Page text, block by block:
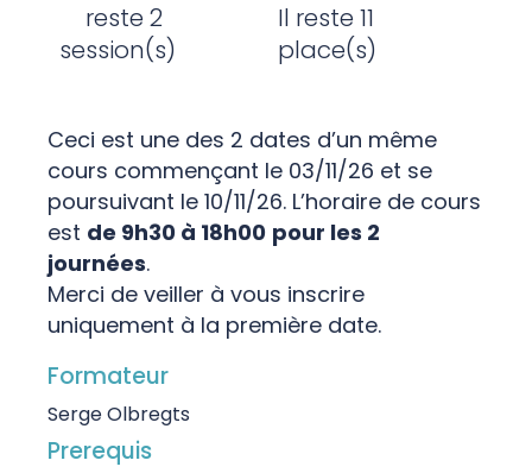
reste 2
session(s)
Il reste 11
place(s)
Ceci est une des 2 dates d’un même
cours commençant le 03/11/26 et se
poursuivant le 10/11/26. L’horaire de cours
est de 9h30 à 18h00 pour les 2
journées.
Merci de veiller à vous inscrire
uniquement à la première date.
Formateur
Serge Olbregts
Prerequis